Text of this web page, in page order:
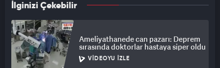
İlginizi Çekebilir
Ameliyathanede can pazarı: Deprem
sırasında doktorlar hastaya siper oldu
VIDEOYU İZLE